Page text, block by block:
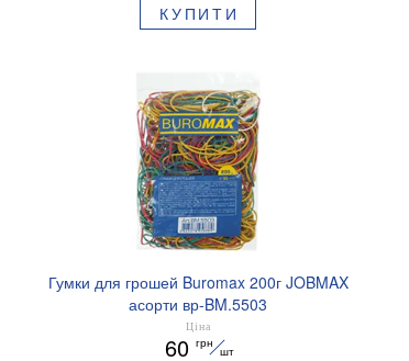
КУПИТИ
Гумки для грошей Buromax 200г JOBMAX
асорти вр-BM.5503
Ціна
60 грн
шт